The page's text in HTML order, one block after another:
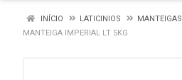
INÍCIO LATICINIOS
MANTEIGAS
MANTEIGA IMPERIAL LT 5KG